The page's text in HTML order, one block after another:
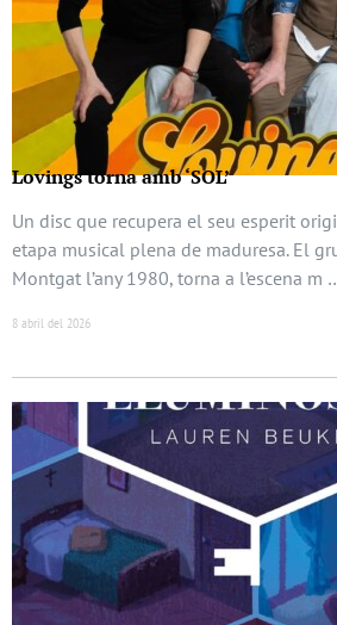
Lovings torna amb ‘SOL’
Un disc que recupera el seu esperit
etapa musical plena de maduresa. El
Montgat l’any 1980, torna a l’escena m
8 abril del 2026